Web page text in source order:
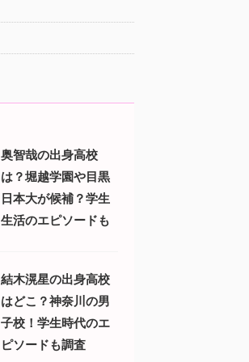
奥智哉の出身高校
は？堀越学園や目黒
日本大が候補？学生
生活のエピソードも
結木滉星の出身高校
はどこ？神奈川の男
子校！学生時代のエ
ピソードも調査